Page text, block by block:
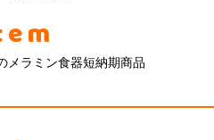
メラミン食器短納期商品